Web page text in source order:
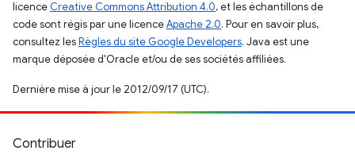
licence Creative Commons Attribution 4.0, et les échantillons de
code sont régis par une licenceApache 2.0. Pour en savoir plus,
consultez lesRègles du site Google Developers. Java est une
marque déposée d'Oracle et/ou de ses sociétés affiliées.
Dernière mise à jour le 2012/09/17 (UTC).
Contribuer